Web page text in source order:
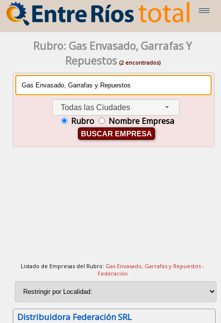
Rubro: Gas Envasado, Garrafas Y
Repuestos (2 encontrados)
Todas las Ciudades
Rubro Nombre Empresa
BUSCAR EMPRESA
Listado de Empresas del Rubro: Gas Envasado, Garrafas y Repuestos -
Federación
Distribuidora Federación SRL